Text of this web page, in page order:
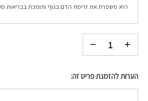
היא משפרת את זרימת הדם בגוף ותומכת בבריאות
הערות להזמנת פריט זה: